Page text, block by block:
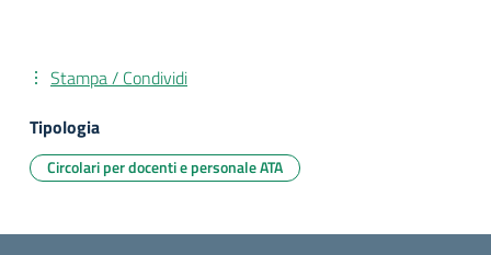
Stampa / Condividi
Tipologia
Circolari per docenti e personale ATA